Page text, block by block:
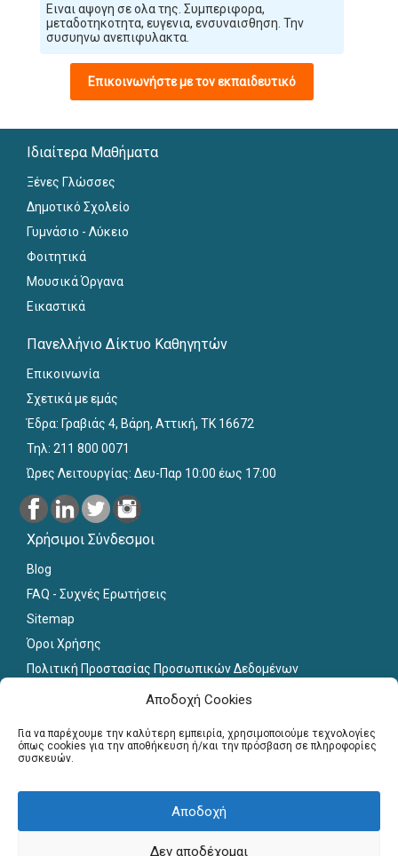
Αποδοχή Cookies
Για να παρέχουμε την καλύτερη εμπειρία, χρησιμοποιούμε τεχνολογίες
όπως cookies για την αποθήκευση ή/και την πρόσβαση σε πληροφορίες
συσκευών.
Αποδοχή
Δεν αποδέχομαι
Ειναι αψογη σε ολα της. Συμπεριφορα,
μεταδοτηκοτητα, ευγενια, ενσυναισθηση. Την
συσυηνω ανεπιφυλακτα.
Επικοινωνήστε με τον εκπαιδευτικό
Ιδιαίτερα Μαθήματα
Ξένες Γλώσσες
Δημοτικό Σχολείο
Γυμνάσιο - Λύκειο
Φοιτητικά
Μουσικά Όργανα
Εικαστικά
Πανελλήνιο Δίκτυο Καθηγητών
Επικοινωνία
Σχετικά με εμάς
Έδρα: Γραβιάς 4, Βάρη, Αττική, ΤΚ 16672
Τηλ: 211 800 0071
Ώρες Λειτουργίας: Δευ-Παρ 10:00 έως 17:00
Χρήσιμοι Σύνδεσμοι
Blog
FAQ - Συχνές Ερωτήσεις
Sitemap
Όροι Χρήσης
Πολιτική Προστασίας Προσωπικών Δεδομένων
Για εκπαιδευτικούς
Εγγραφή
Γραφείο Διασύνδεσης